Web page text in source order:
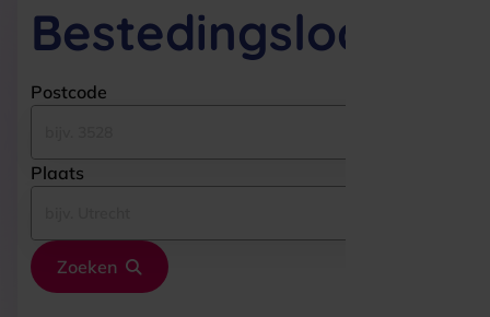
Bestedingslocaties
Postcode
Plaats
Zoeken